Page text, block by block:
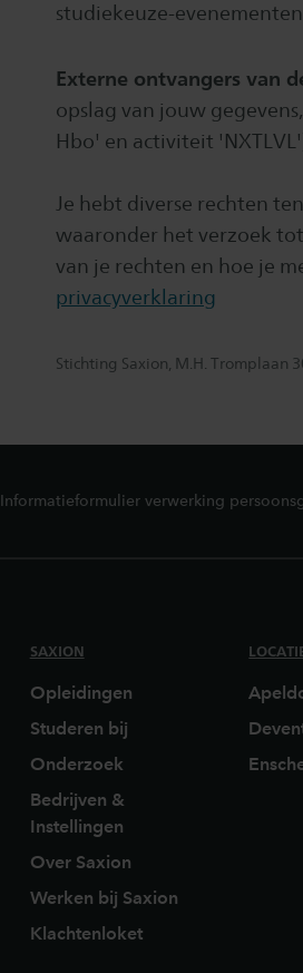
studiekeuze-
Externe ontvangers van
opslag van jouw
Hbo' en activiteit
Je hebt diverse rechten
waaronder het verzoek
van je rechten en hoe je
privacyverklaring
Stichting Saxion, M.H. Tromplaan
Informatieformulier verwerking
SAXION
Opleidingen
Studeren bij
Onderzoek
Bedrijven &
Instellingen
Over Saxion
Werken bij Saxion
Klachtenloket